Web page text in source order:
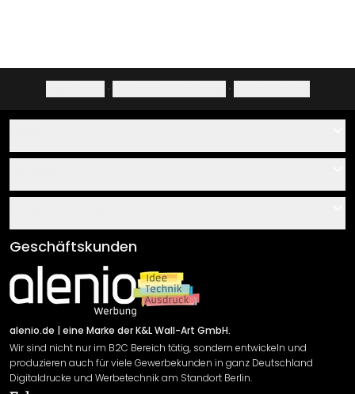
· ·
Über uns
Klebe- und Montageanleitungen
Newsletter An-/Abmeldung
Sendungsverfolgung
AGB
Impressum
Versand & Zahlung
Rücksendung
Widerrufsrecht
Datenschutzerklärung
Geschäftskunden
alenio.de | eine Marke der K&L Wall-Art GmbH.
Wir sind nicht nur im B2C Bereich tätig, sondern entwickeln und
produzieren auch für viele Gewerbekunden in ganz Deutschland
Digitaldrucke und Werbetechnik am Standort Berlin.